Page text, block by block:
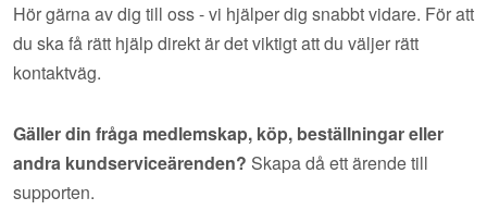
Hör gärna av dig till oss - vi hjälper dig snabbt vidare. För att
du ska få rätt hjälp direkt är det viktigt att du väljer rätt
kontaktväg.
Gäller din fråga medlemskap, köp, beställningar eller
andra kundserviceärenden? Skapa då ett ärende till
supporten.